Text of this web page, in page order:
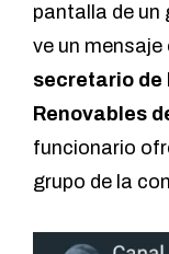
pantalla de un
ve un
secretario de
Renovables
funcionario
grupo de la